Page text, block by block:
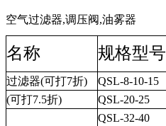
空气过滤器,调压阀,油雾器
名称 规格型号
过滤器(可打7折) QSL-8-10-15
(可打7.5折)
QSL-20-25
QSL-32-40